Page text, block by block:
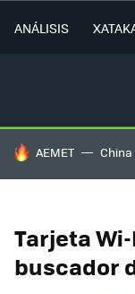
ANÁLISIS
HOY SE HABLA DE
AEMET China
Tarjeta
buscador